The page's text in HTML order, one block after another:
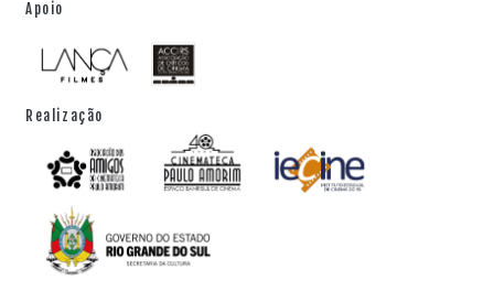
Apoio
Realização